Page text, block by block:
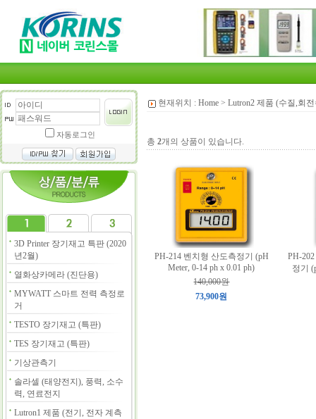
자동로그인
3D Printer 장기재고 특판 (2020
년2월)
열화상카메라 (진단용)
MYWATT 스마트 전력 측정로
거
TESTO 장기재고 (특판)
TES 장기재고 (특판)
기상관측기
솔라셀 (태양전지), 풍력, 소수
력, 연료전지
Lutron1 제품 (전기, 전자 계측
현재위치 : Home > Lutron2 제품 (수질,회
총 2개의 상품이 있습니다.
PH-214 벤치형 산도측정기 (pH
Meter, 0-14 ph x 0.01 ph)
140,000원
73,900원
PH-
정기